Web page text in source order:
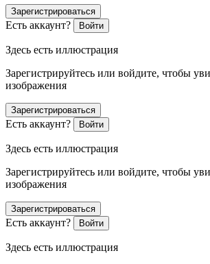
Зарегистрироваться
Есть аккаунт? Войти
Здесь есть иллюстрация
Зарегистрируйтесь или войдите, чтобы
изображения
Зарегистрироваться
Есть аккаунт? Войти
Здесь есть иллюстрация
Зарегистрируйтесь или войдите, чтобы
изображения
Зарегистрироваться
Есть аккаунт? Войти
Здесь есть иллюстрация